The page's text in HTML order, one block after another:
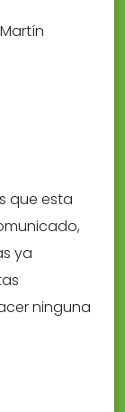
que esta
ya
ninguna